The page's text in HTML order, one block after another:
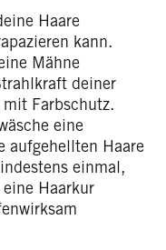
Haare
kann.
Mähne
deiner
Farbschutz.
eine
aufgehellten Haare
einmal,
Haarkur